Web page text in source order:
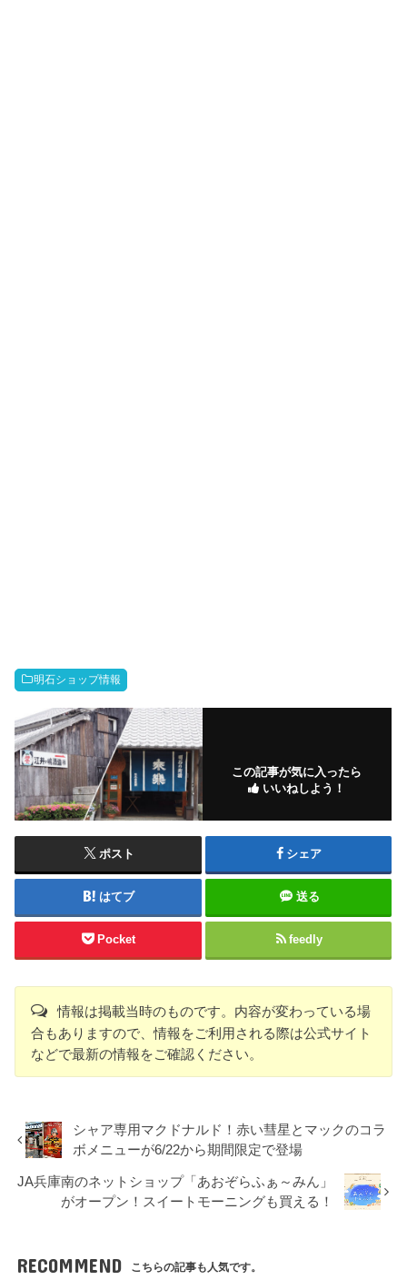
明石ショップ情報
この記事が気に入ったら
いいねしよう！
ポスト シェア
はてブ 送る
Pocket feedly
情報は掲載当時のものです。内容が変わっている場
合もありますので、情報をご利用される際は公式サイト
などで最新の情報をご確認ください。
シャア専用マクドナルド！赤い彗星とマックのコラ
ボメニューが6/22から期間限定で登場
JA兵庫南のネットショップ「あおぞらふぁ～みん」
がオープン！スイートモーニングも買える！
RECOMMEND こちらの記事も人気です。